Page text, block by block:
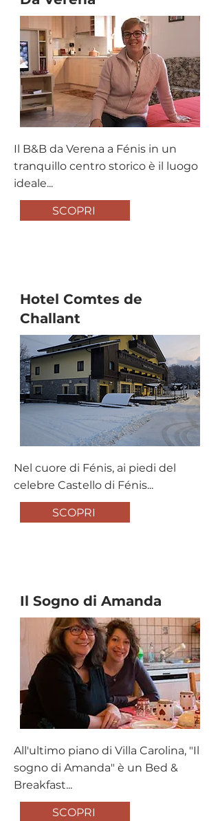
Il B&B da Verena a Fénis in un
tranquillo centro storico è il luogo
ideale...
SCOPRI
Hotel Comtes de
Challant
Nel cuore di Fénis, ai piedi del
celebre Castello di Fénis...
SCOPRI
Il Sogno di Amanda
All'ultimo piano di Villa Carolina, "Il
sogno di Amanda" è un Bed &
Breakfast...
SCOPRI